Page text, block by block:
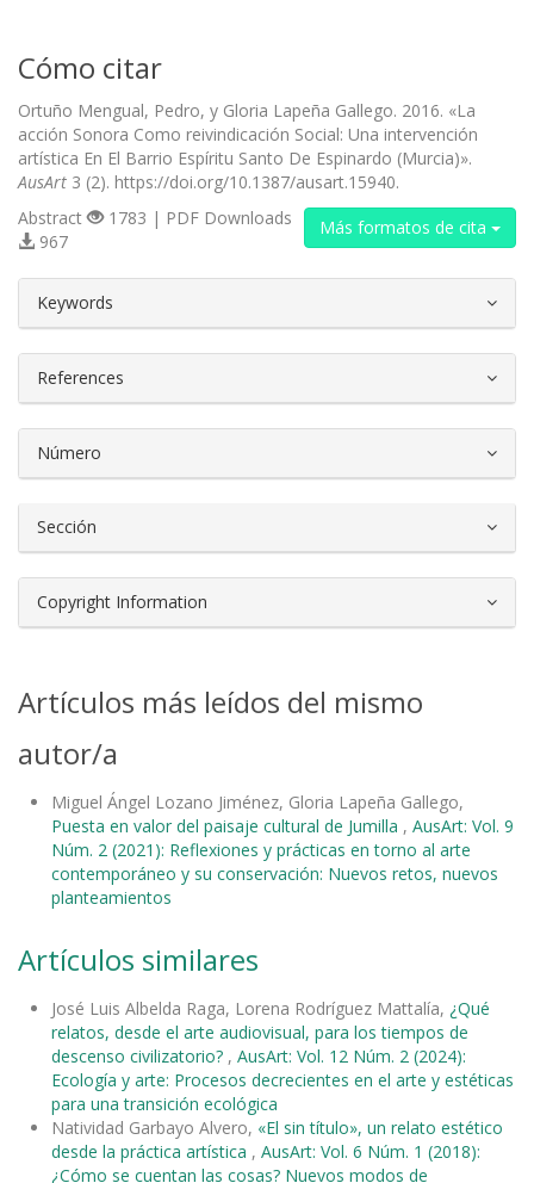
Cómo citar
Ortuño Mengual, Pedro, y Gloria Lapeña Gallego. 2016. «La
acción Sonora Como reivindicación Social: Una intervención
artística En El Barrio Espíritu Santo De Espinardo (Murcia)».
AusArt 3 (2). https://doi.org/10.1387/ausart.15940.
Más formatos de cita
Abstract
1783 | PDF Downloads
967
Keywords
References
Número
Sección
Copyright Information
Artículos más leídos del mismo
autor/a
Miguel Ángel Lozano Jiménez, Gloria Lapeña Gallego,
Puesta en valor del paisaje cultural de Jumilla , AusArt: Vol. 9
Núm. 2 (2021): Reflexiones y prácticas en torno al arte
contemporáneo y su conservación: Nuevos retos, nuevos
planteamientos
Artículos similares
José Luis Albelda Raga, Lorena Rodríguez Mattalía, ¿Qué
relatos, desde el arte audiovisual, para los tiempos de
descenso civilizatorio? , AusArt: Vol. 12 Núm. 2 (2024):
Ecología y arte: Procesos decrecientes en el arte y estéticas
para una transición ecológica
Natividad Garbayo Alvero, «El sin título», un relato estético
desde la práctica artística , AusArt: Vol. 6 Núm. 1 (2018):
¿Cómo se cuentan las cosas? Nuevos modos de